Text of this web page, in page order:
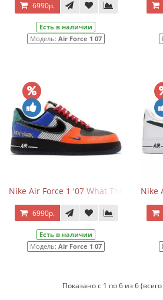
6990р.
Есть в наличии
Модель: Air Force 1 07
Nike Air Force 1 '07 What The NY
6990р.
Есть в наличии
Модель: Air Force 1 07
Nike
Показано с 1 по 6 из 6